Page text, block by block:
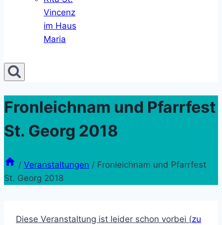
Vincenz
im Haus
Maria
Fronleichnam und Pfarrfest
St. Georg 2018
/ Veranstaltungen / Fronleichnam und Pfarrfest
St. Georg 2018
Diese Veranstaltung ist leider schon vorbei (zu